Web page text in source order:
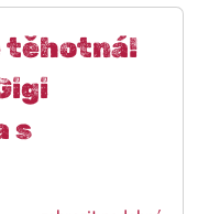
těhotná!
s